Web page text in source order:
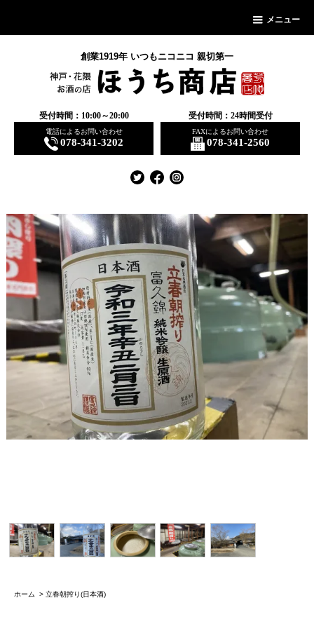
メニュー
創業1919年 いつもニコニコ 親切第一
受付時間：10:00～20:00
電話によるお問い合わせ
078-341-3202
受付時間：24時間受付
FAXによるお問い合わせ
078-341-2560
ホーム > 立春朝搾り(日本酒)